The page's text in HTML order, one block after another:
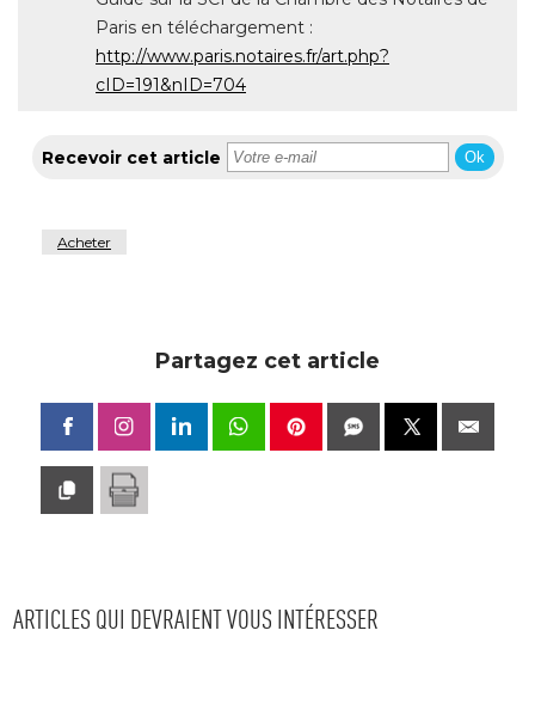
Paris en téléchargement :
http://www.paris.notaires.fr/art.php?
cID=191&nID=704
Recevoir cet article Ok
Acheter
Partagez cet article
ARTICLES QUI DEVRAIENT VOUS INTÉRESSER